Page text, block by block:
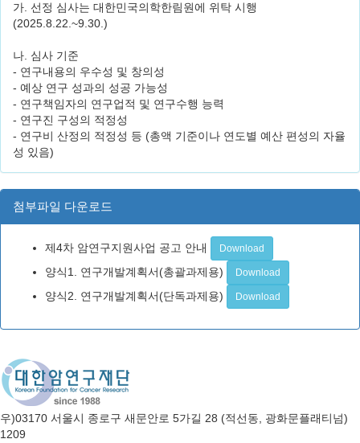
가. 선정 심사는 대한민국의학한림원에 위탁 시행
(2025.8.22.~9.30.)
나. 심사 기준
- 연구내용의 우수성 및 창의성
- 예상 연구 성과의 성공 가능성
- 연구책임자의 연구업적 및 연구수행 능력
- 연구진 구성의 적정성
- 연구비 산정의 적정성 등 (총액 기준이나 연도별 예산 편성의 자율
성 있음)
첨부파일 다운로드
제4차 암연구지원사업 공고 안내 Download
양식1. 연구개발계획서(총괄과제용) Download
양식2. 연구개발계획서(단독과제용) Download
우)03170 서울시 종로구 새문안로 5가길 28 (적선동, 광화문플래티넘)
1209